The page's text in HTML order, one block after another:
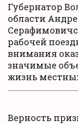
Губернатор
области
рабочей
внимания
значимые
жизнь
Верность